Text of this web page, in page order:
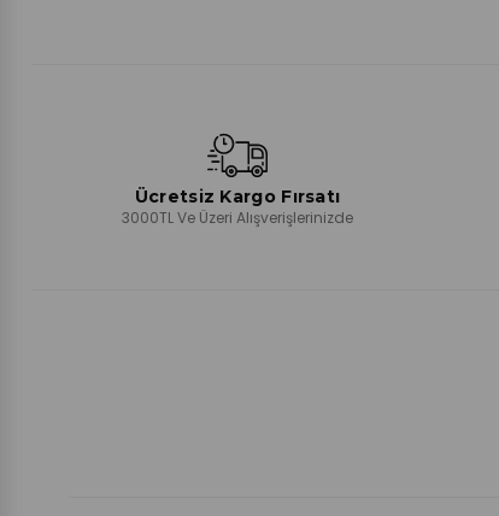
Ücretsiz Kargo Fırsatı
3000TL Ve Üzeri Alışverişlerinizde